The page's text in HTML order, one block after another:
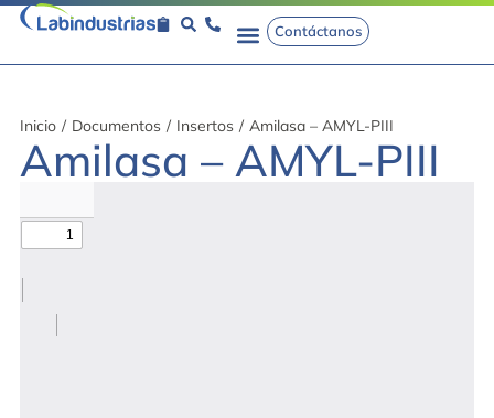
Contáctanos
Inicio / Documentos / Insertos / Amilasa – AMYL-PIII
Amilasa – AMYL-PIII